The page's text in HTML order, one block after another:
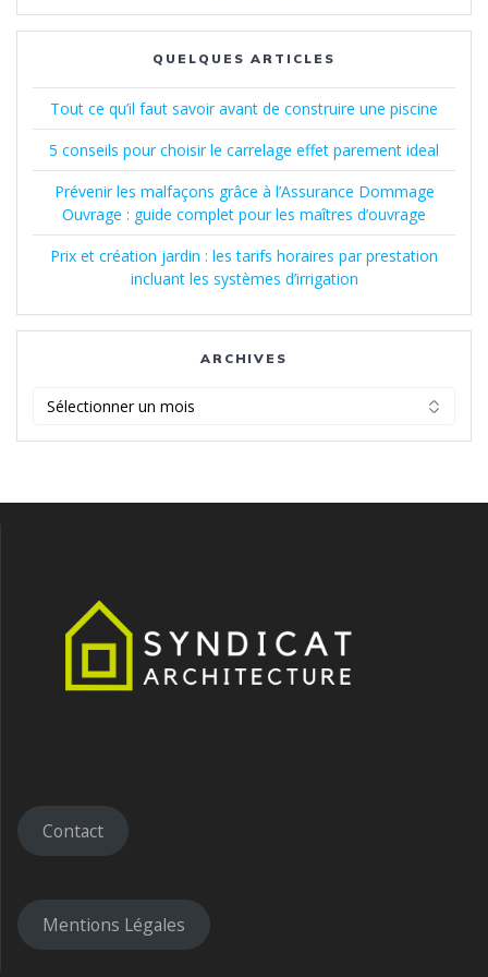
QUELQUES ARTICLES
Tout ce qu’il faut savoir avant de construire une piscine
5 conseils pour choisir le carrelage effet parement ideal
Prévenir les malfaçons grâce à l’Assurance Dommage
Ouvrage : guide complet pour les maîtres d’ouvrage
Prix et création jardin : les tarifs horaires par prestation
incluant les systèmes d’irrigation
ARCHIVES
Contact
Mentions Légales